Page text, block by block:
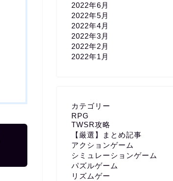
2022年6月
2022年5月
2022年4月
2022年3月
2022年2月
2022年1月
カテゴリー
RPG
TWSR攻略
【厳選】まとめ記事
アクションゲーム
シミュレーションゲーム
パズルゲーム
リズムゲー